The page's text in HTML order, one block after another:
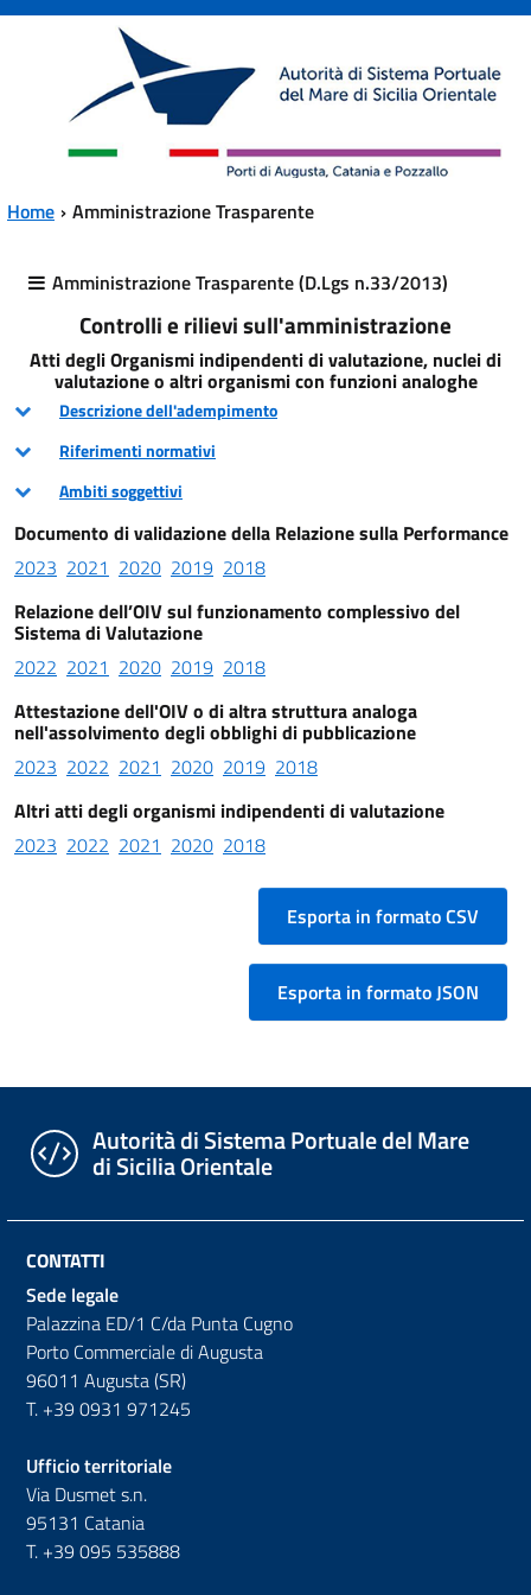
Vai al contenuto principale
Vai al menu principale
Home Amministrazione Trasparente
Amministrazione Trasparente (D.Lgs n.33/2013)
Controlli e rilievi sull'amministrazione
Atti degli Organismi indipendenti di valutazione, nuclei di
valutazione o altri organismi con funzioni analoghe
Descrizione dell'adempimento
Riferimenti normativi
Ambiti soggettivi
Documento di validazione della Relazione sulla Performance
2023 2021 2020 2019 2018
Relazione dell’OIV sul funzionamento complessivo del
Sistema di Valutazione
2022 2021 2020 2019 2018
Attestazione dell'OIV o di altra struttura analoga
nell'assolvimento degli obblighi di pubblicazione
2023 2022 2021 2020 2019 2018
Altri atti degli organismi indipendenti di valutazione
2023 2022 2021 2020 2018
Autorità di Sistema Portuale del Mare
di Sicilia Orientale
CONTATTI
Sede legale
Palazzina ED/1 C/da Punta Cugno
Porto Commerciale di Augusta
96011 Augusta (SR)
T. +39 0931 971245
Ufficio territoriale
Via Dusmet s.n.
95131 Catania
T. +39 095 535888